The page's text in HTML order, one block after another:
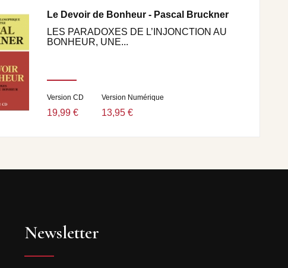
Le Devoir de Bonheur - Pascal Bruckner
LES PARADOXES DE L’INJONCTION AU
BONHEUR, UNE...
Version CD
19,99 €
Version Numérique
13,95 €
Newsletter